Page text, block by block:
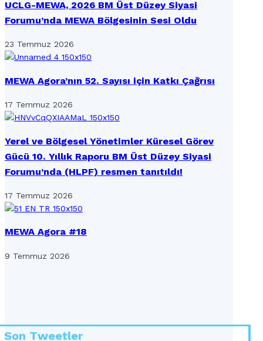
UCLG-MEWA, 2026 BM Üst Düzey Siyasi
Forumu’nda MEWA Bölgesinin Sesi Oldu
23 Temmuz 2026
MEWA Agora’nın 52. Sayısı için Katkı Çağrısı
17 Temmuz 2026
Yerel ve Bölgesel Yönetimler Küresel Görev
Gücü 10. Yıllık Raporu BM Üst Düzey Siyasi
Forumu’nda (HLPF) resmen tanıtıldı!
17 Temmuz 2026
MEWA Agora #18
9 Temmuz 2026
Son Tweetler